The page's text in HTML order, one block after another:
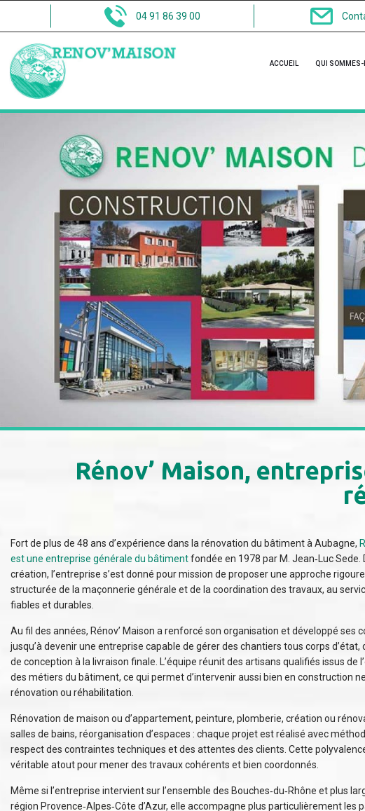
ACCUEIL QUI SOMMES-
Rénov’ Maison,
Fort de plus de 48 ans d’expérience dans la rénovation du bâtiment à Aubagne,
est une entreprise générale du bâtimentfondée en 1978 par M. Jean‑Luc Sede.
création, l’entreprise s’est donné pour mission de proposer une approche
structurée de la maçonnerie générale et de la coordination des travaux, au
fiables et durables.
Au fil des années, Rénov’ Maison a renforcé son organisation et développé ses
jusqu’à devenir une entreprise capable de gérer des chantiers tous corps d’état,
de conception à la livraison finale. L’équipe réunit des artisans qualifiés issus de
des métiers du bâtiment, ce qui permet d’intervenir aussi bien en construction
rénovation ou réhabilitation.
Rénovation de maison ou d’appartement, peinture, plomberie, création ou
salles de bains, réorganisation d’espaces : chaque projet est réalisé avec
respect des contraintes techniques et des attentes des clients. Cette
véritable atout pour mener des travaux cohérents et bien coordonnés.
Même si l’entreprise intervient sur l’ensemble des Bouches‑du‑Rhône et plus
région Provence‑Alpes‑Côte d’Azur, elle accompagne plus particulièrement les
04 91 86 39 00